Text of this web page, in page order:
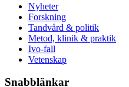
Nyheter
Forskning
Tandvård & politik
Metod, klinik & praktik
Ivo-fall
Vetenskap
Snabblänkar